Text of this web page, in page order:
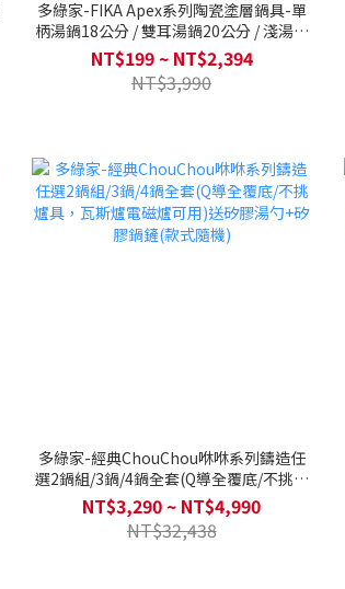
多綠家-FIKA Apex系列陶瓷塗層鍋具-單
柄湯鍋18公分 / 雙耳湯鍋20公分 / 淺湯鍋
26公分/ 平底鍋24公分-無鍋蓋(不挑爐具
Q導全覆底/瓦斯爐電磁爐可用)
NT$199 ~ NT$2,394
NT$3,990
多綠家-經典ChouChou咻咻系列鑄造任
選2鍋組/3鍋/4鍋全套(Q導全覆底/不挑爐
具，瓦斯爐電磁爐可用)送矽膠湯勺+矽膠
鍋鏟(款式隨機)
NT$3,290 ~ NT$4,990
NT$32,438